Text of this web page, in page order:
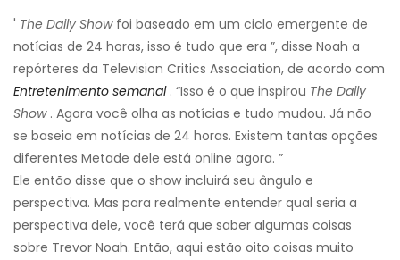
' The Daily Showfoi baseado em um ciclo emergente de
notícias de 24 horas, isso é tudo que era ”, disse Noah a
repórteres da Television Critics Association, de acordo com
Entretenimento semanal . “Isso é o que inspirou The Daily
Show. Agora você olha as notícias e tudo mudou. Já não
se baseia em notícias de 24 horas. Existem tantas opções
diferentes Metade dele está online agora. ”
Ele então disse que o show incluirá seu ângulo e
perspectiva. Mas para realmente entender qual seria a
perspectiva dele, você terá que saber algumas coisas
sobre Trevor Noah. Então, aqui estão oito coisas muito